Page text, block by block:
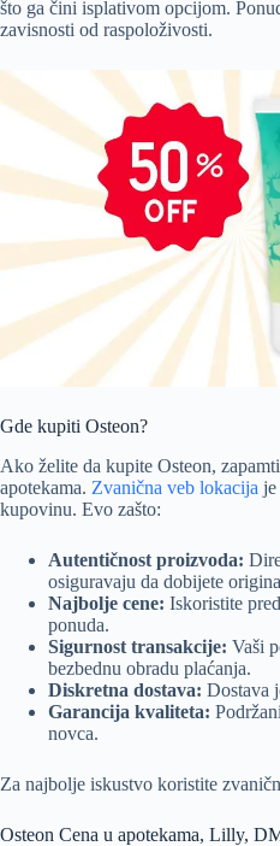
što ga čini isplativom opcijom.
zavisnosti od raspoloživosti.
Gde kupiti Osteon?
Ako želite da kupite Osteon,
apotekama. Zvanična veb lokacija je
kupovinu. Evo zašto:
Autentičnost proizvoda:
osiguravaju da dobijete
Najbolje cene: Iskoristite
ponuda.
Sigurnost transakcije: Vaši
bezbednu obradu plaćanja.
Diskretna dostava: Dostava
Garancija kvaliteta:
novca.
Za najbolje iskustvo koristite
Osteon Cena u apotekama, Lilly,